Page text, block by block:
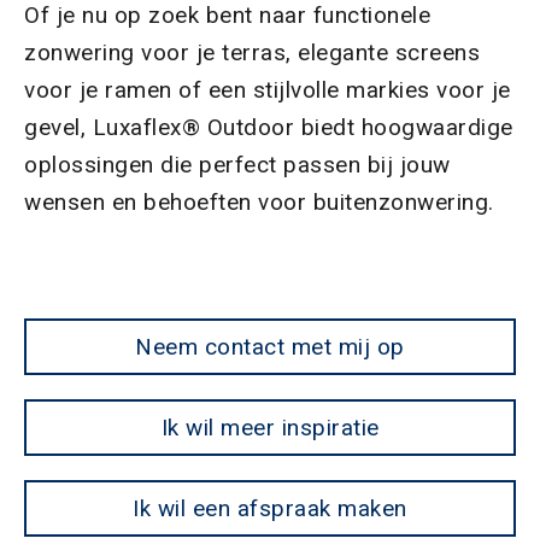
Of je nu op zoek bent naar functionele
zonwering voor je terras, elegante screens
voor je ramen of een stijlvolle markies voor je
gevel, Luxaflex® Outdoor biedt hoogwaardige
oplossingen die perfect passen bij jouw
wensen en behoeften voor buitenzonwering.
Neem contact met mij op
Ik wil meer inspiratie
Ik wil een afspraak maken